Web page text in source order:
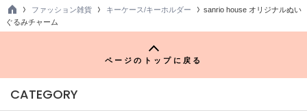
SORIN
ソリン
スイコック
TO
P
ファッション雑貨 キーケース/キーホルダー
sanrio house オリジナルぬい
ぐるみチャーム
ページのトップに戻る
CATEGORY